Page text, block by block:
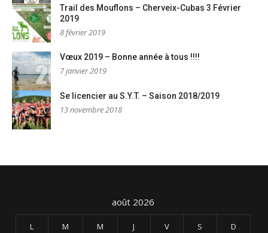
Trail des Mouflons – Cherveix-Cubas 3 Février
2019
8 février 2019
Vœux 2019 – Bonne année à tous !!!!
7 janvier 2019
Se licencier au S.Y.T. – Saison 2018/2019
13 novembre 2018
août 2026
L M M J V S D